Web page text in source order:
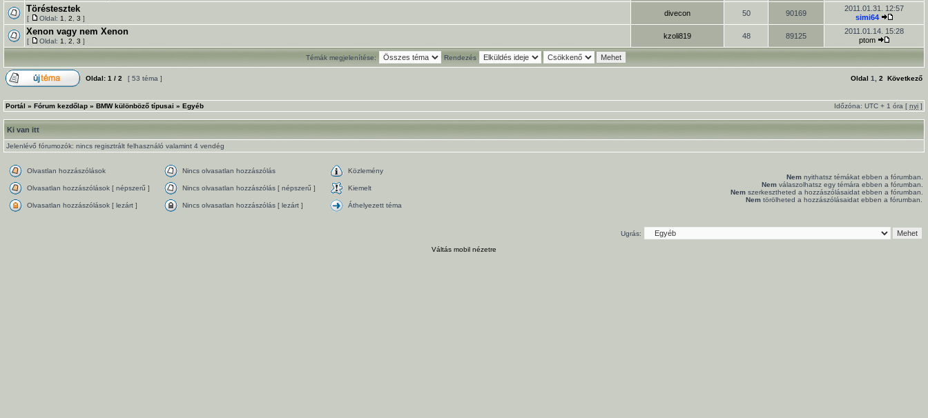
Töréstesztek
[ Oldal: 1 2 3 ]
divecon 50 90169
2011.01.31. 12:57
simi64
Xenon vagy nem Xenon
[ Oldal: 1 2 3 ]
kzoli819 48 89125
2011.01.14. 15:28
ptom
Témák megjelenítése: Rendezés
Oldal: 1 / 2 [ 53 téma ] Oldal 1 2 Következő
Portál » Fórum kezdőlap » BMW különböző típusai » Egyéb Időzóna: UTC + 1 óra [ nyi ]
Ki van itt
Jelenlévő fórumozók: nincs regisztrált felhasználó valamint 4 vendég
Olvastlan hozzászólások Nincs olvasatlan hozzászólás Közlemény
Olvasatlan hozzászólások [ népszerű ] Nincs olvasatlan hozzászólás [ népszerű ] Kiemelt
Olvasatlan hozzászólások [ lezárt ] Nincs olvasatlan hozzászólás [ lezárt ] Áthelyezett téma
Nem nyithatsz témákat ebben a fórumban.
Nem válaszolhatsz egy témára ebben a fórumban.
Nem szerkesztheted a hozzászólásaidat ebben a fórumban.
Nem törölheted a hozzászólásaidat ebben a fórumban.
Ugrás:
Váltás mobil nézetre